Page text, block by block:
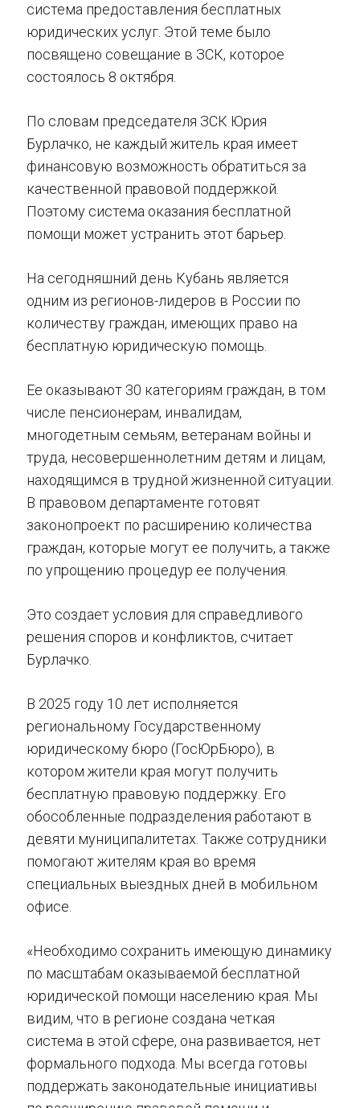
система предоставления бесплатных
юридических услуг. Этой теме было
посвящено совещание в ЗСК, которое
состоялось 8 октября.
По словам председателя ЗСК Юрия
Бурлачко, не каждый житель края имеет
финансовую возможность обратиться за
качественной правовой поддержкой.
Поэтому система оказания бесплатной
помощи может устранить этот барьер.
На сегодняшний день Кубань является
одним из регионов-лидеров в России по
количеству граждан, имеющих право на
бесплатную юридическую помощь.
Ее оказывают 30 категориям граждан, в том
числе пенсионерам, инвалидам,
многодетным семьям, ветеранам войны и
труда, несовершеннолетним детям и лицам,
находящимся в трудной жизненной ситуации.
В правовом департаменте готовят
законопроект по расширению количества
граждан, которые могут ее получить, а также
по упрощению процедур ее получения.
Это создает условия для справедливого
решения споров и конфликтов, считает
Бурлачко.
В 2025 году 10 лет исполняется
региональному Государственному
юридическому бюро (ГосЮрБюро), в
котором жители края могут получить
бесплатную правовую поддержку. Его
обособленные подразделения работают в
девяти муниципалитетах. Также сотрудники
помогают жителям края во время
специальных выездных дней в мобильном
офисе.
«Необходимо сохранить имеющую динамику
по масштабам оказываемой бесплатной
юридической помощи населению края. Мы
видим, что в регионе создана четкая
система в этой сфере, она развивается, нет
формального подхода. Мы всегда готовы
поддержать законодательные инициативы